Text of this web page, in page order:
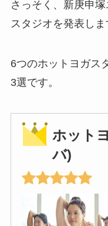
さっそく、新庚申
スタジオを発表し
6つのホットヨガス
3選です。
ホット
バ)